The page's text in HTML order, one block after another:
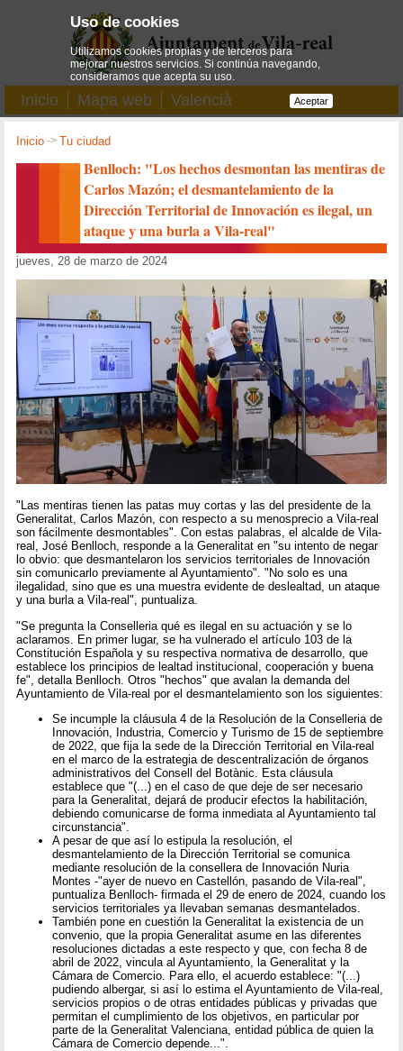
Inicio Mapa web Valencià
Inicio ->Tu ciudad
Benlloch: "Los hechos desmontan las mentiras de
Carlos Mazón; el desmantelamiento de la
Dirección Territorial de Innovación es ilegal, un
ataque y una burla a Vila-real"
jueves, 28 de marzo de 2024
"Las mentiras tienen las patas muy cortas y las del presidente de la
Generalitat, Carlos Mazón, con respecto a su menosprecio a Vila-real
son fácilmente desmontables". Con estas palabras, el alcalde de Vila-
real, José Benlloch, responde a la Generalitat en "su intento de negar
lo obvio: que desmantelaron los servicios territoriales de Innovación
sin comunicarlo previamente al Ayuntamiento". "No solo es una
ilegalidad, sino que es una muestra evidente de deslealtad, un ataque
y una burla a Vila-real", puntualiza.
"Se pregunta la Conselleria qué es ilegal en su actuación y se lo
aclaramos. En primer lugar, se ha vulnerado el artículo 103 de la
Constitución Española y su respectiva normativa de desarrollo, que
establece los principios de lealtad institucional, cooperación y buena
fe", detalla Benlloch. Otros "hechos" que avalan la demanda del
Ayuntamiento de Vila-real por el desmantelamiento son los siguientes:
Se incumple la cláusula 4 de la Resolución de la Conselleria de
Innovación, Industria, Comercio y Turismo de 15 de septiembre
de 2022, que fija la sede de la Dirección Territorial en Vila-real
en el marco de la estrategia de descentralización de órganos
administrativos del Consell del Botànic. Esta cláusula
establece que "(...) en el caso de que deje de ser necesario
para la Generalitat, dejará de producir efectos la habilitación,
debiendo comunicarse de forma inmediata al Ayuntamiento tal
circunstancia".
A pesar de que así lo estipula la resolución, el
desmantelamiento de la Dirección Territorial se comunica
mediante resolución de la consellera de Innovación Nuria
Montes -"ayer de nuevo en Castellón, pasando de Vila-real",
puntualiza Benlloch- firmada el 29 de enero de 2024, cuando los
servicios territoriales ya llevaban semanas desmantelados.
También pone en cuestión la Generalitat la existencia de un
convenio, que la propia Generalitat asume en las diferentes
resoluciones dictadas a este respecto y que, con fecha 8 de
abril de 2022, vincula al Ayuntamiento, la Generalitat y la
Cámara de Comercio. Para ello, el acuerdo establece: "(...)
pudiendo albergar, si así lo estima el Ayuntamiento de Vila-real,
servicios propios o de otras entidades públicas y privadas que
permitan el cumplimiento de los objetivos, en particular por
parte de la Generalitat Valenciana, entidad pública de quien la
Cámara de Comercio depende...".
Uso de cookies
Utilizamos cookies propias y de terceros para
mejorar nuestros servicios. Si continúa navegando,
consideramos que acepta su uso.
Aceptar